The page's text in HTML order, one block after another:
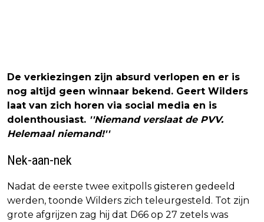
De verkiezingen zijn absurd verlopen en er is
nog altijd geen winnaar bekend. Geert Wilders
laat van zich horen via social media en is
dolenthousiast. ''Niemand verslaat de PVV.
Helemaal niemand!''
Nek-aan-nek
Nadat de eerste twee exitpolls gisteren gedeeld
werden, toonde Wilders zich teleurgesteld. Tot zijn
grote afgrijzen zag hij dat D66 op 27 zetels was